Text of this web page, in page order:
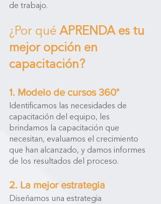
de trabajo.
¿Por qué APRENDA es tu
mejor opción en
capacitación?
1. Modelo de cursos 360°
Identificamos las necesidades de
capacitación del equipo, les
brindamos la capacitación que
necesitan, evaluamos el crecimiento
que han alcanzado, y damos informes
de los resultados del proceso.
2. La mejor estrategia
Diseñamos una estrategia